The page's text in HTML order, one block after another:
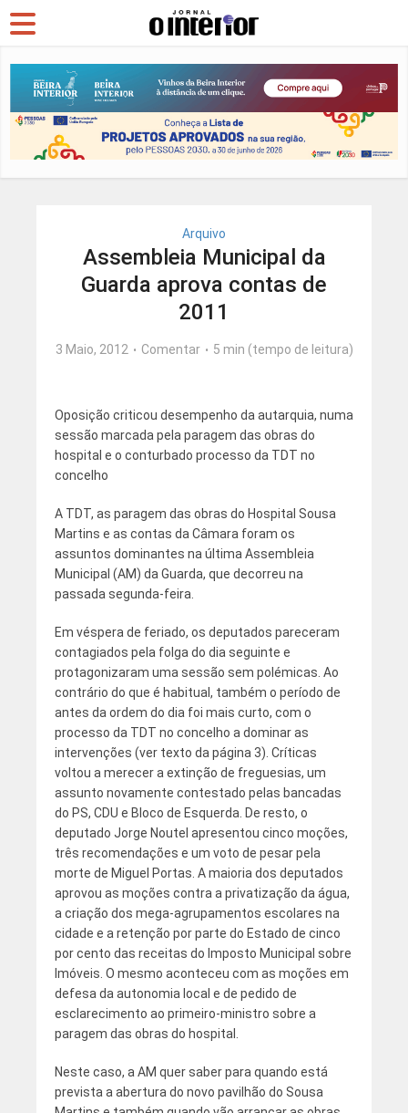
Arquivo
Assembleia Municipal da
Guarda aprova contas de
2011
3 Maio, 2012 Comentar 5 min (tempo de leitura)
Oposição criticou desempenho da autarquia, numa
sessão marcada pela paragem das obras do
hospital e o conturbado processo da TDT no
concelho
A TDT, as paragem das obras do Hospital Sousa
Martins e as contas da Câmara foram os
assuntos dominantes na última Assembleia
Municipal (AM) da Guarda, que decorreu na
passada segunda-feira.
Em véspera de feriado, os deputados pareceram
contagiados pela folga do dia seguinte e
protagonizaram uma sessão sem polémicas. Ao
contrário do que é habitual, também o período de
antes da ordem do dia foi mais curto, com o
processo da TDT no concelho a dominar as
intervenções (ver texto da página 3). Críticas
voltou a merecer a extinção de freguesias, um
assunto novamente contestado pelas bancadas
do PS, CDU e Bloco de Esquerda. De resto, o
deputado Jorge Noutel apresentou cinco moções,
três recomendações e um voto de pesar pela
morte de Miguel Portas. A maioria dos deputados
aprovou as moções contra a privatização da água,
a criação dos mega-agrupamentos escolares na
cidade e a retenção por parte do Estado de cinco
por cento das receitas do Imposto Municipal sobre
Imóveis. O mesmo aconteceu com as moções em
defesa da autonomia local e de pedido de
esclarecimento ao primeiro-ministro sobre a
paragem das obras do hospital.
Neste caso, a AM quer saber para quando está
prevista a abertura do novo pavilhão do Sousa